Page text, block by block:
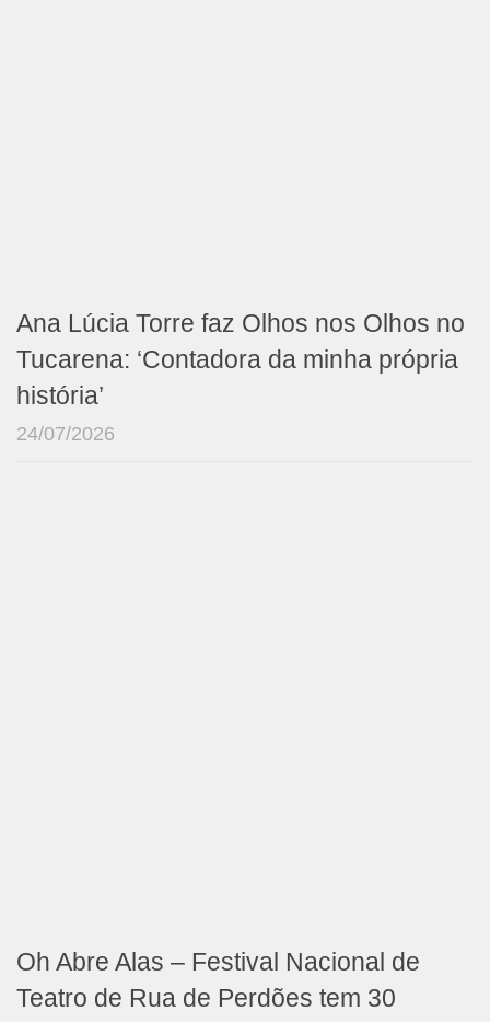
Ana Lúcia Torre faz Olhos nos Olhos no
Tucarena: ‘Contadora da minha própria
história’
24/07/2026
Oh Abre Alas – Festival Nacional de
Teatro de Rua de Perdões tem 30